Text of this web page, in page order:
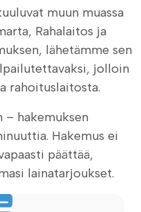
muun muassa
Rahalaitos ja
lähetämme sen
jolloin
rahoituslaitosta.
– hakemuksen
Hakemus ei
päättää,
lainatarjoukset.